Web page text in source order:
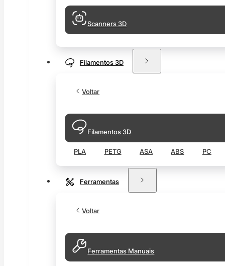
Scanners 3D
Filamentos 3D
Voltar
Filamentos 3D
PLA PETG ASA ABS PC
Ferramentas
Voltar
Ferramentas Manuais